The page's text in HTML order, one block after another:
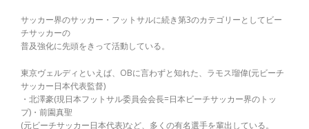
サッカー界のサッカー・フットサルに続き第3のカテゴリーとしてビー
チサッカーの
普及強化に先頭をきって活動している。
東京ヴェルディといえば、OBに言わずと知れた、ラモス瑠偉(元ビーチ
サッカー日本代表監督)
・北澤豪(現日本フットサル委員会会長=日本ビーチサッカー界のトッ
プ)・前園真聖
(元ビーチサッカー日本代表)など、多くの有名選手を輩出している。